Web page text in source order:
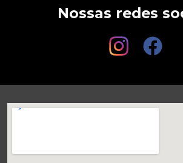
Nossas redes